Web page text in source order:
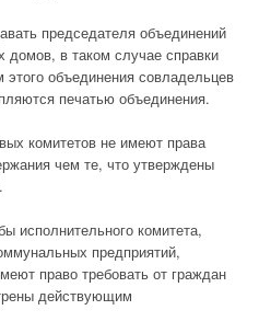
председателя объединений
домов, в таком случае справки
объединения совладельцев
печатью объединения.
комитетов не имеют права
чем те, что утверждены
исполнительного комитета,
предприятий,
право требовать от граждан
действующим